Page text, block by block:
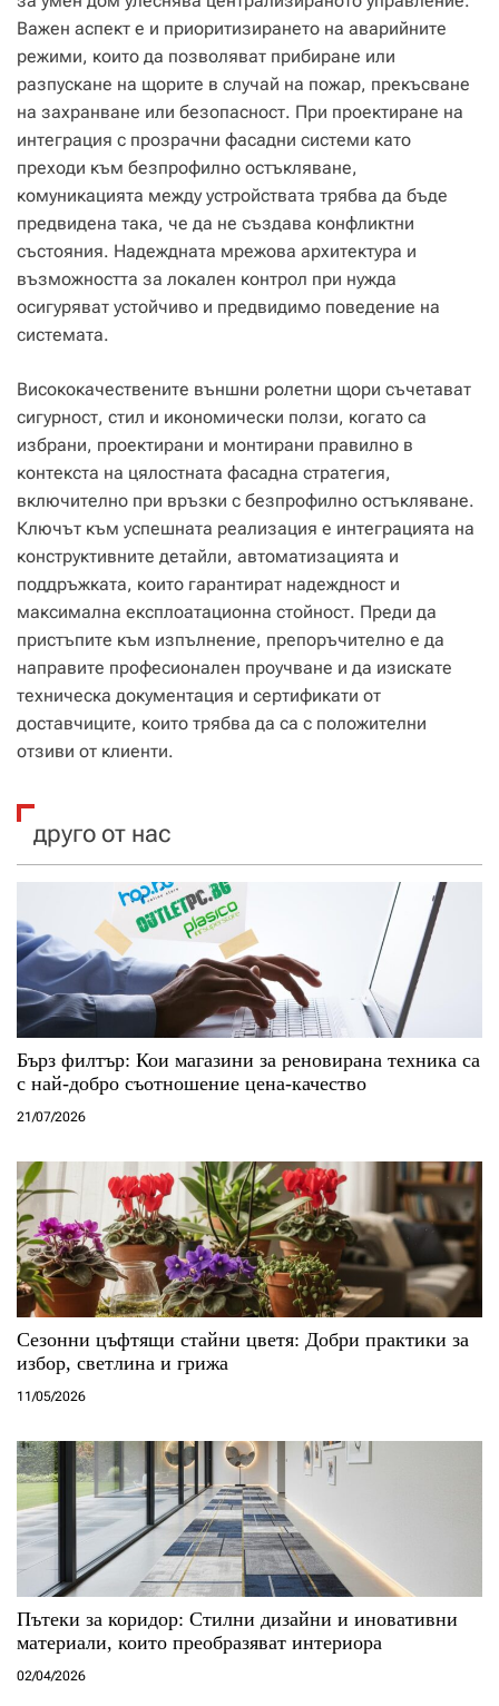
Важен аспект е и приоритизирането на аварийните
режими, които да позволяват прибиране или
разпускане на щорите в случай на пожар, прекъсване
на захранване или безопасност. При проектиране на
интеграция с прозрачни фасадни системи като
преходи към безпрофилно остъкляване,
комуникацията между устройствата трябва да бъде
предвидена така, че да не създава конфликтни
състояния. Надеждната мрежова архитектура и
възможността за локален контрол при нужда
осигуряват устойчиво и предвидимо поведение на
системата.
Висококачествените външни ролетни щори съчетават
сигурност, стил и икономически ползи, когато са
избрани, проектирани и монтирани правилно в
контекста на цялостната фасадна стратегия,
включително при връзки с безпрофилно остъкляване.
Ключът към успешната реализация е интеграцията на
конструктивните детайли, автоматизацията и
поддръжката, които гарантират надеждност и
максимална експлоатационна стойност. Преди да
пристъпите към изпълнение, препоръчително е да
направите професионален проучване и да изискате
техническа документация и сертификати от
доставчиците, които трябва да са с положителни
отзиви от клиенти.
друго от нас
Бърз филтър: Кои магазини за реновирана техника са
с най-добро съотношение цена-качество
21/07/2026
Сезонни цъфтящи стайни цветя: Добри практики за
избор, светлина и грижа
11/05/2026
Пътеки за коридор: Стилни дизайни и иновативни
материали, които преобразяват интериора
02/04/2026